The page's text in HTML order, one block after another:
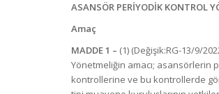
ASANSÖR PERİYODİK KONTROL
Amaç
MADDE 1 – (1) (Değişik:RG-13/9/
Yönetmeliğin amacı; asansörlerin
kontrollerine ve bu kontrollerde